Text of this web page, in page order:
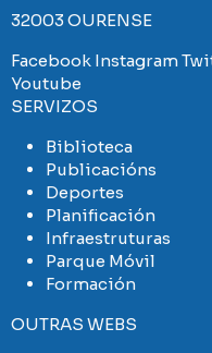
32003 OURENSE
Facebook Instagram
Youtube
SERVIZOS
Biblioteca
Publicacións
Deportes
Planificación
Infraestruturas
Parque Móvil
Formación
OUTRAS WEBS